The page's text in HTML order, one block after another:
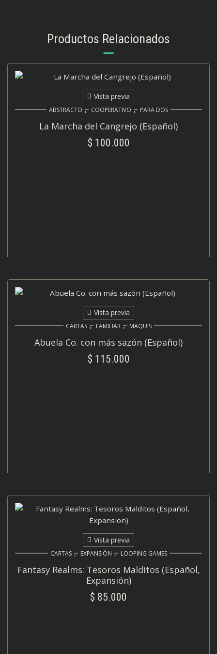
Productos Relacionados
Vista previa
ABSTRACTO , COOPERATIVO , PARA DOS
La Marcha del Cangrejo (Español)
$ 100.000
Vista previa
CARTAS , FAMILIAR , MAQUIS
Abuela Co. con más sazón (Español)
$ 115.000
Vista previa
CARTAS , EXPANSIÓN , LOOPING GAMES
Fantasy Realms: Tesoros Malditos (Español,
Expansión)
$ 85.000